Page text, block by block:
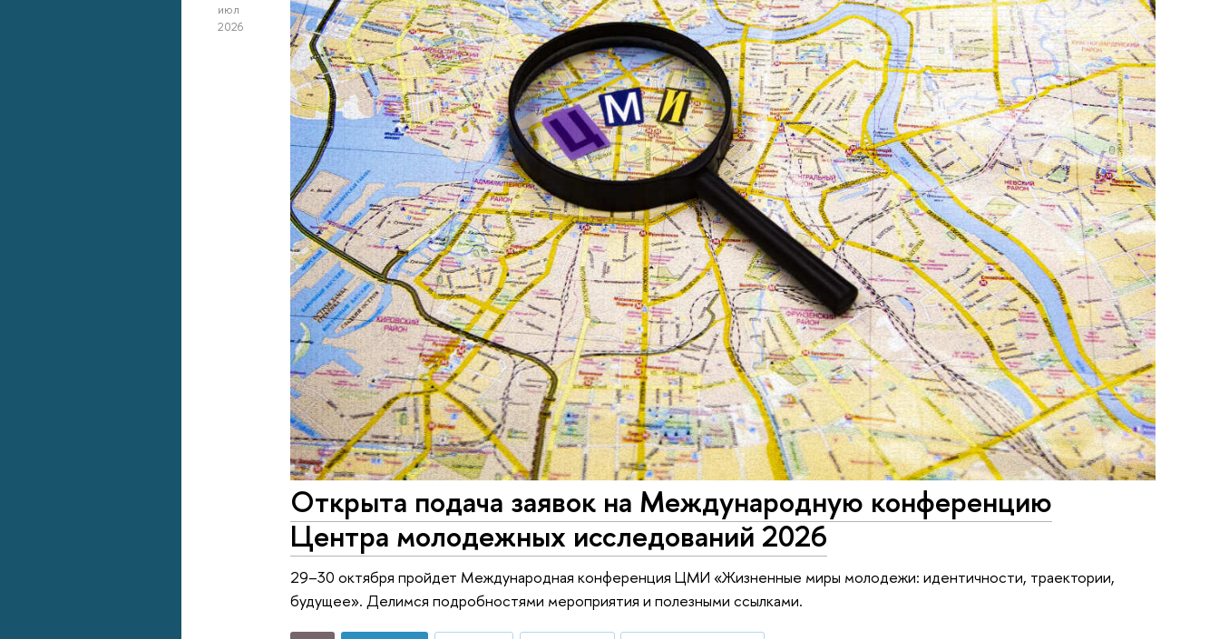
июл
2026
Открыта подача заявок на Международную конференцию
Центра молодежных исследований 2026
29–30 октября пройдет Международная конференция ЦМИ «Жизненные миры молодежи: идентичности, траектории,
будущее». Делимся подробностями мероприятия и полезными ссылками.